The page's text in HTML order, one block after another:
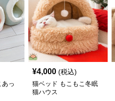
っ
¥4,000 (税込)
猫ベッド もこもこ冬眠
猫ハウス